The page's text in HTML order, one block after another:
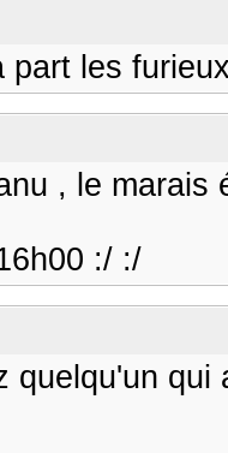
part les
, le
:/ :/
quelqu'un